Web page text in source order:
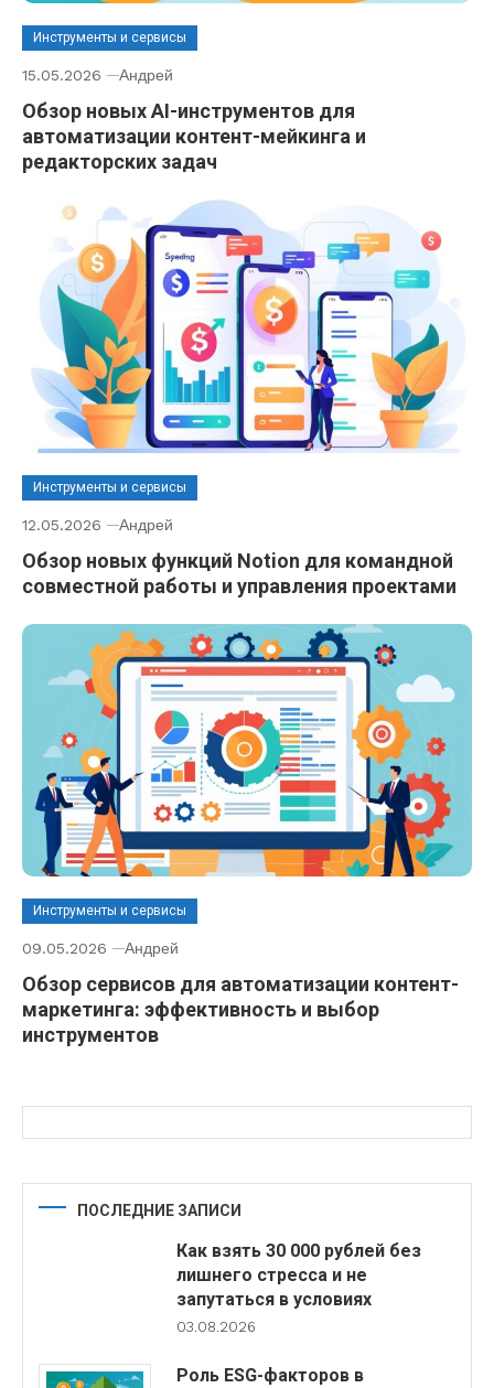
Инструменты и сервисы
15.05.2026 Андрей
Обзор новых AI-инструментов для
автоматизации контент-мейкинга и
редакторских задач
Инструменты и сервисы
12.05.2026 Андрей
Обзор новых функций Notion для командной
совместной работы и управления проектами
Инструменты и сервисы
09.05.2026 Андрей
Обзор сервисов для автоматизации контент-
маркетинга: эффективность и выбор
инструментов
ПОСЛЕДНИЕ ЗАПИСИ
Как взять 30 000 рублей без
лишнего стресса и не
запутаться в условиях
03.08.2026
Роль ESG-факторов в